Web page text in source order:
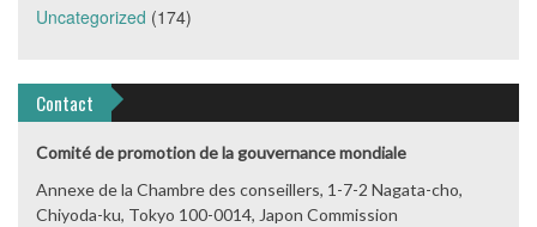
Uncategorized (174)
Contact
Comité de promotion de la gouvernance mondiale
Annexe de la Chambre des conseillers, 1-7-2 Nagata-cho,
Chiyoda-ku, Tokyo 100-0014, Japon Commission